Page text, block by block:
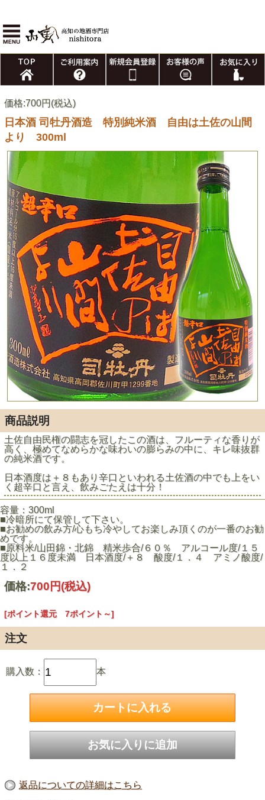
価格:700円(税込)
日本酒 司牡丹酒造 特別純米酒 自由は土佐の山間
より 300ml
商品説明
土佐自由民権の闘志を冠したこの酒は、フルーティな香りが
高く、極めてなめらかな味わいの膨らみの中に、キレ味抜群
の純米酒です。
日本酒度は＋８もあり辛口といわれる土佐酒の中でも上をい
く超辛口と言え、飲みごたえは十分！
容量：300ml
■冷暗所にて保管して下さい。
■お勧めの飲み方/心もち冷やしてお楽しみ頂くのが一番のお勧
めです。
■原料米/山田錦・北錦 精米歩合/６０％ アルコール度/１５
度以上１６度未満 日本酒度/＋８ 酸度/１．４ アミノ酸度/
１．２
価格:700円(税込)
[ポイント還元 7ポイント～]
注文
購入数： 本
返品についての詳細はこちら